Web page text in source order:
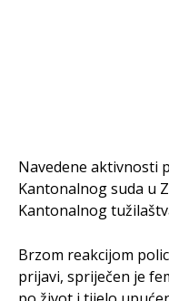
Navedene aktivnosti
Kantonalnog suda u
Kantonalnog
Brzom reakcijom
prijavi, spriječen je